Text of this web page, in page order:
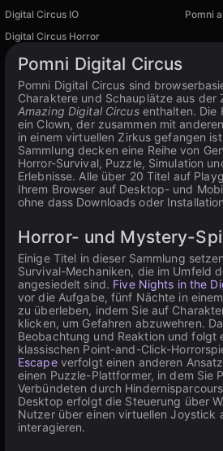
Digital Circus IO
Pomni
Verfügbar auf PC
Digital Circus Horror
Pomni Digital Circus
Pomni Digital Circus sind
Charaktere und Schauplätze aus der
Amazing Digital Circusenthalten. Die
ein Clown, der zusammen mit
in einem virtuellen Zirkus gefangen
Sammlung decken eine Reihe von
Horror-Survival, Puzzle, Simulation
Erlebnisse. Alle über 20 Titel auf
Ihrem Browser auf Desktop- und
ohne dass Downloads oder
Horror- und Mystery-
Einige Titel in dieser Sammlung
Survival-Mechaniken, die im Umfeld
angesiedelt sind. Five Nights in the
vor die Aufgabe, fünf Nächte in
zu überleben, indem Sie auf
klicken, um Gefahren abzuwehren.
Beobachtung und Reaktion und folgt
klassischen Point-and-Click-
Escapeverfolgt einen anderen
einen Puzzle-Plattformer, in dem Sie
Verbündeten durch
Desktop erfolgt die Steuerung über
Nutzer über einen virtuellen Joystick
interagieren.